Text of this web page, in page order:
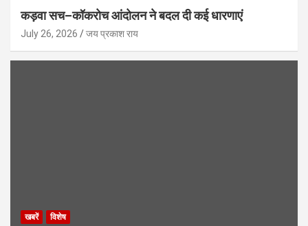
कड़वा सच–कॉकरोच आंदोलन ने बदल दी कई धारणाएं
July 26, 2026 जय प्रकाश राय
खबरें विशेष